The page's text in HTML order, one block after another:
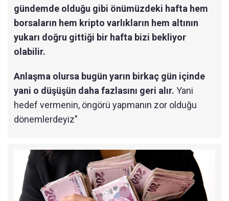
gündemde olduğu gibi önümüzdeki hafta hem
borsaların hem kripto varlıkların hem altının
yukarı doğru gittiği bir hafta bizi bekliyor
olabilir.
Anlaşma olursa bugün yarın birkaç gün içinde
yani o düşüşün daha fazlasını geri alır. Yani
hedef vermenin, öngörü yapmanın zor olduğu
dönemlerdeyiz"